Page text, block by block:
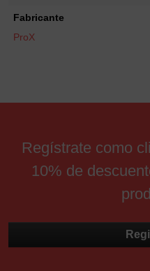
Fabricante
ProX
Regístrate como
10% de